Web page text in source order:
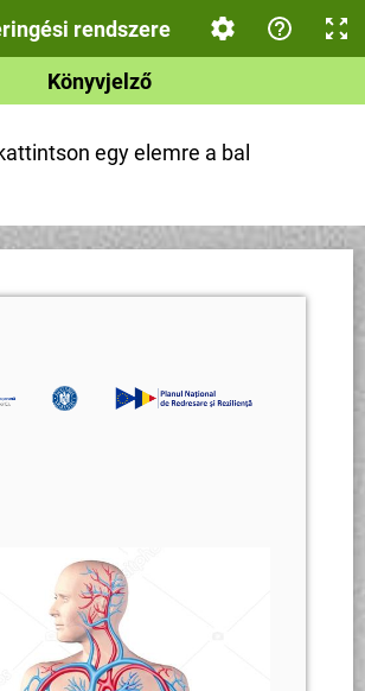
rendszere
Könyvjelző
egy elemre a bal